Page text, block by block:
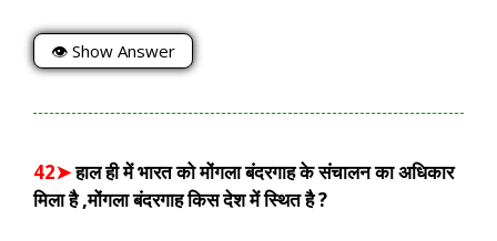
👁 Show Answer
42➤हाल ही में भारत को मोंगला बंदरगाह के संचालन का अधिकार
मिला है ,मोंगला बंदरगाह किस देश में स्थित है ?